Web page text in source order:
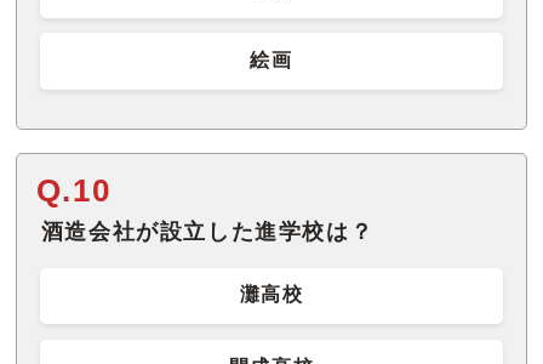
絵画
Q.10
酒造会社が設立した進学校は？
灘高校